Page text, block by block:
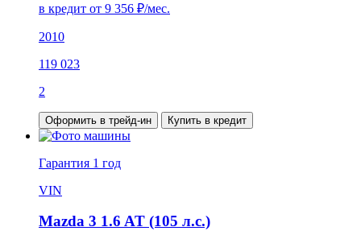
в кредит от 9 356 ₽/мес.
2010
119 023
2
Оформить в трейд-ин Купить в кредит
Гарантия 1 год
VIN
Mazda 3 1.6 AT (105 л.с.)